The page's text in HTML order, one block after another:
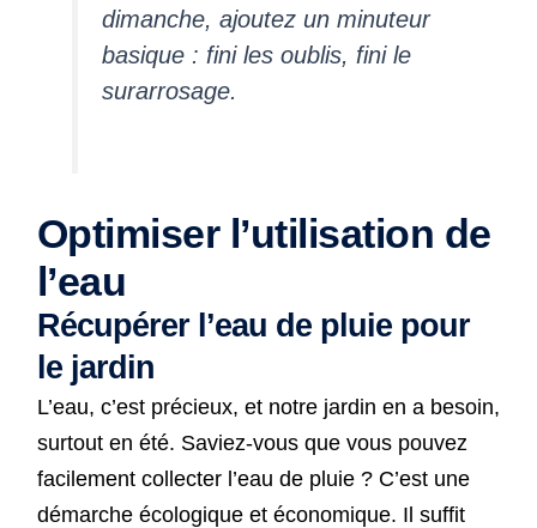
dimanche, ajoutez un minuteur
basique : fini les oublis, fini le
surarrosage.
Optimiser l’utilisation de
l’eau
Récupérer l’eau de pluie pour
le jardin
L’eau, c’est précieux, et notre jardin en a besoin,
surtout en été. Saviez-vous que vous pouvez
facilement collecter l’eau de pluie ? C’est une
démarche écologique et économique. Il suffit